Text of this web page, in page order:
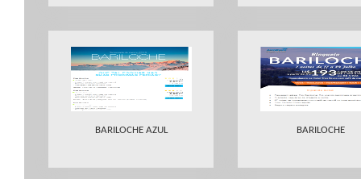
BARILOCHE AZUL BARILOCHE